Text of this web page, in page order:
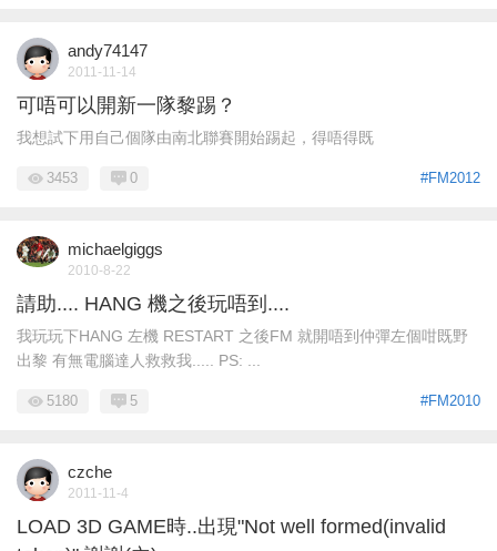
andy74147
2011-11-14
可唔可以開新一隊黎踢？
我想試下用自己個隊由南北聯賽開始踢起，得唔得既
#FM2012
3453 0
michaelgiggs
2010-8-22
請助.... HANG 機之後玩唔到....
我玩玩下HANG 左機 RESTART 之後FM 就開唔到仲彈左個咁既野
出黎 有無電腦達人救救我..... PS: ...
#FM2010
5180 5
czche
2011-11-4
LOAD 3D GAME時..出現"Not well formed(invalid